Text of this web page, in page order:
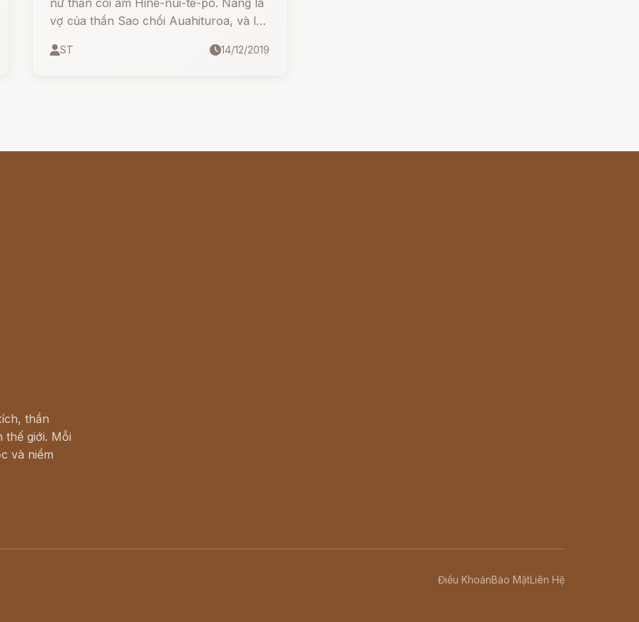
nữ thần cõi âm Hine-nui-te-po. Nàng là
vợ của thần Sao chổi Auahituroa, và là
ra.ST 14/12/2019
thần
giới. Mỗi
và niềm
Điều KhoảnBảo MậtLiên Hệ